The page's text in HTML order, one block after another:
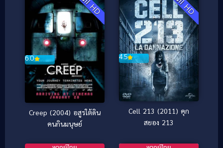
6.0
Creep (2004) อสูรใต้ดิน
คนกินมนุษย์
4.5
Cell 213 (2011) คุก
สยอง 213